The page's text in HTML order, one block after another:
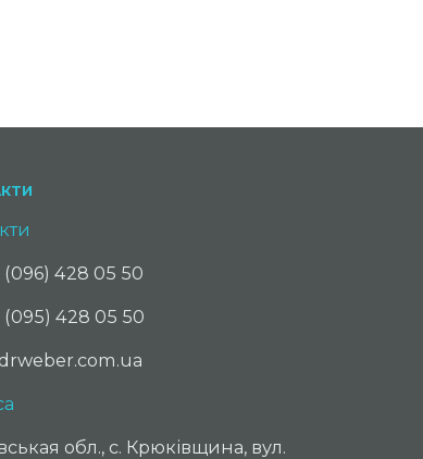
(096) 428 05 50
(095) 428 05 50
обл., с. Крюківщина, вул.